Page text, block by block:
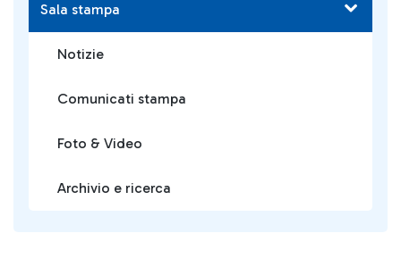
Sala stampa
Notizie
Comunicati stampa
Foto & Video
Archivio e ricerca